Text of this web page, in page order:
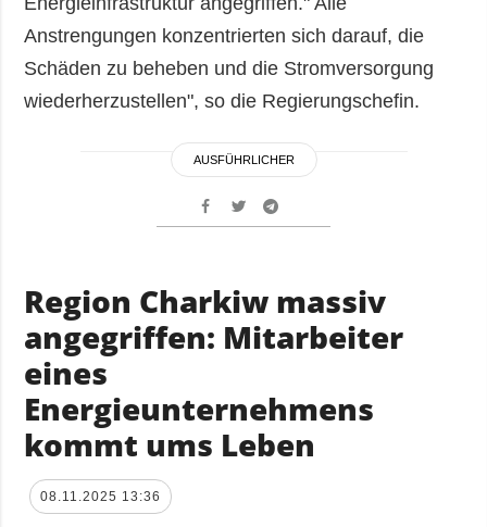
Anstrengungen konzentrierten sich darauf, die
Schäden zu beheben und die Stromversorgung
wiederherzustellen", so die Regierungschefin.
AUSFÜHRLICHER
Region Charkiw massiv
angegriffen: Mitarbeiter
eines
Energieunternehmens
kommt ums Leben
08.11.2025 13:36